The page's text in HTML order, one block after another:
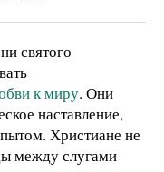
святого
к миру. Они
наставление,
Христиане не
между слугами